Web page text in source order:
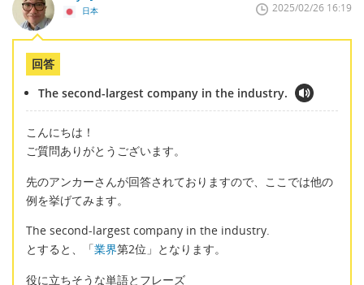
日本 2025/02/26 16:19
回答
The second-largest company in the industry.
こんにちは！
ご質問ありがとうございます。
先のアンカーさんが回答されておりますので、ここでは他の
例を挙げてみます。
The second-largest company in the industry.
とすると、「業界第2位」となります。
役に立ちそうな単語とフレーズ